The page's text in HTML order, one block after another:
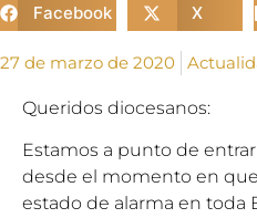
Facebook X
27 de marzo de 2020
Queridos diocesanos:
Estamos a punto de
desde el momento en
estado de alarma en toda